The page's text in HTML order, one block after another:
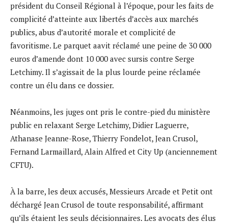
président du Conseil Régional à l’époque, pour les faits de
complicité d’atteinte aux libertés d’accès aux marchés
publics, abus d’autorité morale et complicité de
favoritisme. Le parquet aavit réclamé une peine de 30 000
euros d’amende dont 10 000 avec sursis contre Serge
Letchimy. Il s’agissait de la plus lourde peine réclamée
contre un élu dans ce dossier.
Néanmoins, les juges ont pris le contre-pied du ministère
public en relaxant Serge Letchimy, Didier Laguerre,
Athanase Jeanne-Rose, Thierry Fondelot, Jean Crusol,
Fernand Larmaillard, Alain Alfred et City Up (anciennement
CFTU).
À la barre, les deux accusés, Messieurs Arcade et Petit ont
déchargé Jean Crusol de toute responsabilité, affirmant
qu’ils étaient les seuls décisionnaires. Les avocats des élus